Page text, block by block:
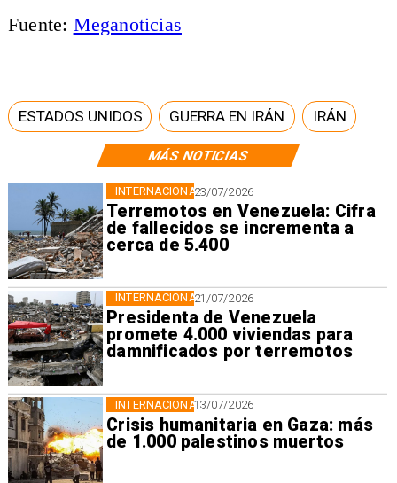
MÁS NOTICIAS
23/07/2026
Terremotos en Venezuela: Cifra
de fallecidos se incrementa a
cerca de 5.400
INTERNACIONAL
21/07/2026
Presidenta de Venezuela
promete 4.000 viviendas para
damnificados por terremotos
INTERNACIONAL
13/07/2026
Crisis humanitaria en Gaza: más
de 1.000 palestinos muertos
INTERNACIONAL
Fuente: Meganoticias
ESTADOS UNIDOS GUERRA EN IRÁN IRÁN